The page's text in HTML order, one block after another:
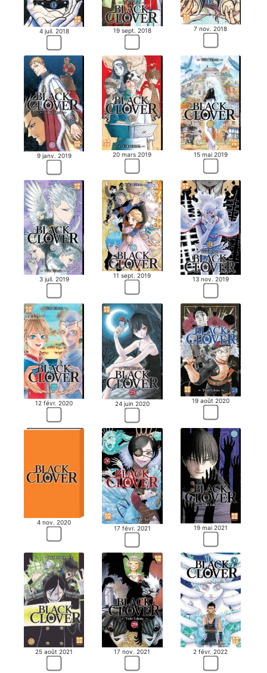
4 juil. 2018 19 sept. 2018 7 nov. 2018
9 janv. 2019 20 mars 2019 15 mai 2019
3 juil. 2019
11 sept. 2019
13 nov. 2019
12 févr. 2020 24 juin 2020 19 août 2020
4 nov. 2020
17 févr. 2021
19 mai 2021
25 août 2021 17 nov. 2021 2 févr. 2022